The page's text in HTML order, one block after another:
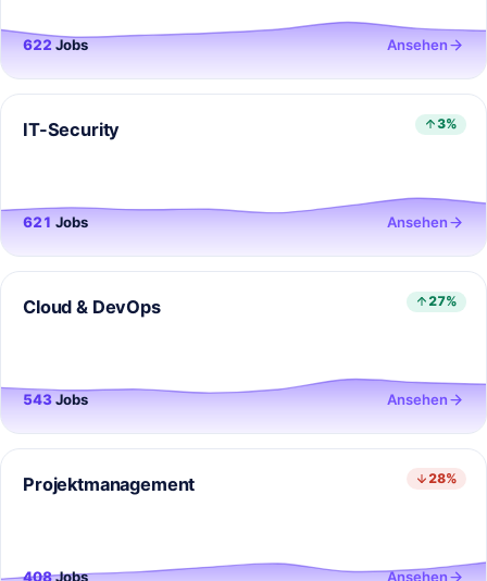
622 Jobs Ansehen
3%
IT-Security
621 Jobs Ansehen
27%
Cloud & DevOps
543Jobs Ansehen
28%
Projektmanagement
408Jobs Ansehen